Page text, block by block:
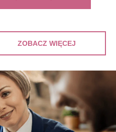
ZOBACZ WIĘCEJ